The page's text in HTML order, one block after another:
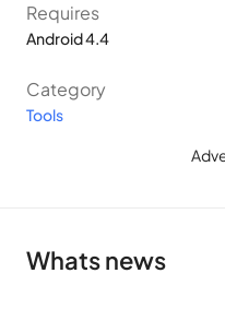
ทำความสะอาดอุปกรณ์ขอ
ประสิทธิภาพ
แม้ว่าคุณจะไม่ได้ติดตั้งแอปจา
การใช้งาน อุปกรณ์ Android
ความจำและลดประสิทธิภาพ
ในวงกลมตรงกลางหน้าจอ
Requires
Android 4.4
Category
Tools
Whats news